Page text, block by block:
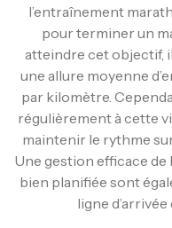
l’entraînement
pour terminer un
atteindre cet objectif,
une allure moyenne
par kilomètre.
régulièrement à cette
maintenir le rythme
Une gestion efficace de
bien planifiée sont
ligne